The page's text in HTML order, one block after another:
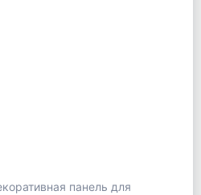
панель для